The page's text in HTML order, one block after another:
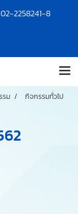
02-2258241-8
รม
กิจกรรมทั่วไป